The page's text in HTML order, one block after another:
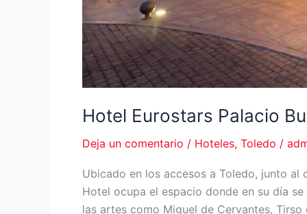
Hotel Eurostars Palacio
Deja un comentario / Hoteles, Toledo /
Ubicado en los accesos a Toledo, junto
Hotel ocupa el espacio donde en su día
las artes como Miguel de Cervantes,